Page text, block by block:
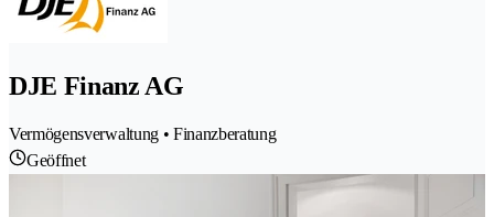
DJE Finanz AG
Vermögensverwaltung • Finanzberatung
Geöffnet